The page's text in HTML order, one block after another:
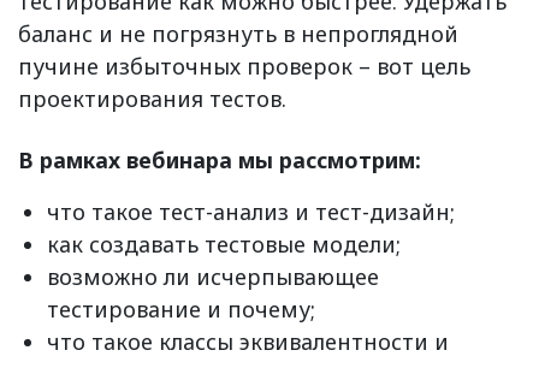
баланс и не погрязнуть в непроглядной
пучине избыточных проверок – вот цель
проектирования тестов.
В рамках вебинара мы рассмотрим:
что такое тест-анализ и тест-дизайн;
как создавать тестовые модели;
возможно ли исчерпывающее
тестирование и почему;
что такое классы эквивалентности и